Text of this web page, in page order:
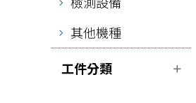
其他機種
工件分類